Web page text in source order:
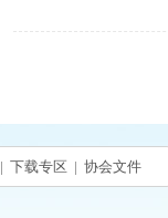
|下载专区 |协会文件